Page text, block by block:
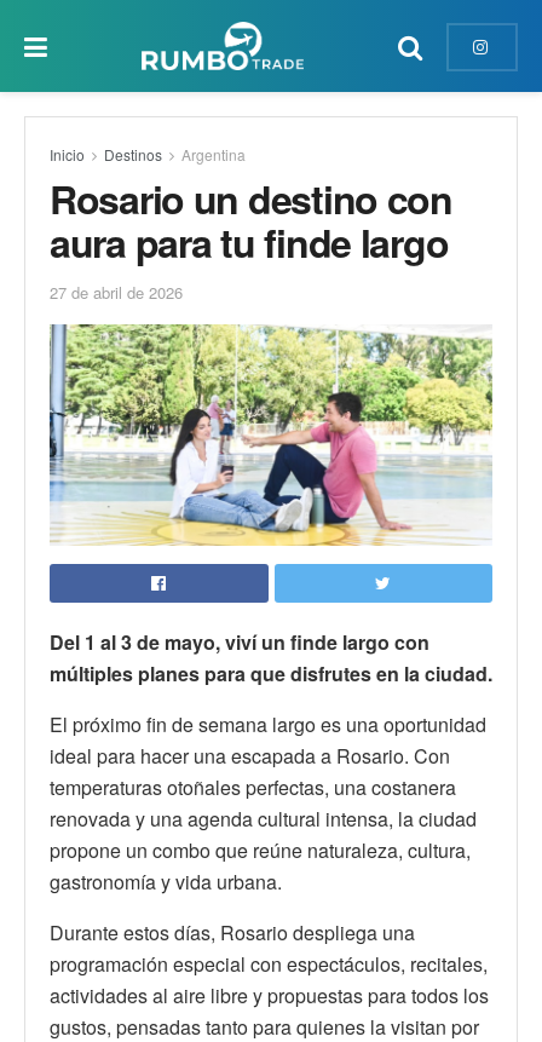
Inicio Destinos Argentina
Rosario un destino con
aura para tu finde largo
27 de abril de 2026
Del 1 al 3 de mayo, viví un finde largo con
múltiples planes para que disfrutes en la ciudad.
El próximo fin de semana largo es una oportunidad
ideal para hacer una escapada a Rosario. Con
temperaturas otoñales perfectas, una costanera
renovada y una agenda cultural intensa, la ciudad
propone un combo que reúne naturaleza, cultura,
gastronomía y vida urbana.
Durante estos días, Rosario despliega una
programación especial con espectáculos, recitales,
actividades al aire libre y propuestas para todos los
gustos, pensadas tanto para quienes la visitan por